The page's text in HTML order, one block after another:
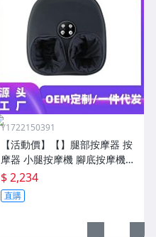
Y1722150391
【活動價】【】腿部按摩器 按
摩器 小腿按摩機 腳底按摩機
深層按摩軟體全自動足療機穴
位揉捏家用按腳器腳部腿部足
底足部腳底
$ 2,234
直購